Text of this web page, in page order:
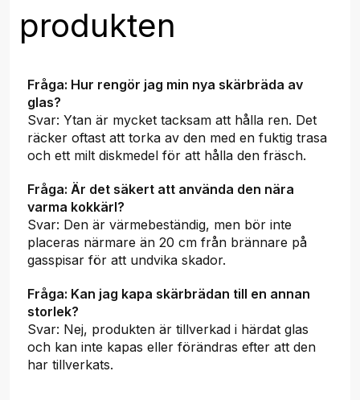
produkten
Fråga: Hur rengör jag min nya skärbräda av
glas?
Svar: Ytan är mycket tacksam att hålla ren. Det
räcker oftast att torka av den med en fuktig trasa
och ett milt diskmedel för att hålla den fräsch.
Fråga: Är det säkert att använda den nära
varma kokkärl?
Svar: Den är värmebeständig, men bör inte
placeras närmare än 20 cm från brännare på
gasspisar för att undvika skador.
Fråga: Kan jag kapa skärbrädan till en annan
storlek?
Svar: Nej, produkten är tillverkad i härdat glas
och kan inte kapas eller förändras efter att den
har tillverkats.